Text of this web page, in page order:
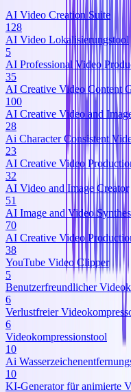
AI Video Creation Suite
128
AI Video Lokalisierungstool
5
AI Professional Video
35
AI Creative Video Content
100
AI Creative Video and
28
Ai Character Consistent
23
AI Creative Video
32
AI Video and Image Creator
51
AI Image and Video
70
AI Creative Video
38
YouTube Video Clipper
5
Benutzerfreundlicher
6
Verlustfreier
6
Videokompressionstool
10
Ai
10
KI‑Generator für animierte